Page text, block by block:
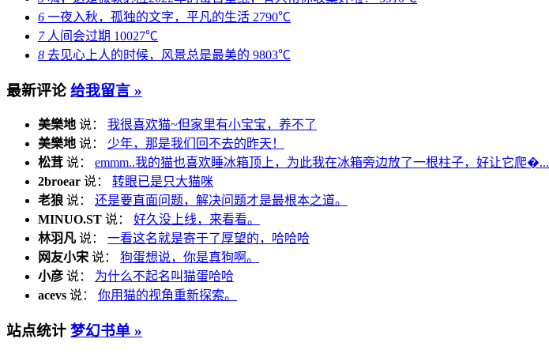
6 一夜入秋，孤独的文字，平凡的生活 2790℃
7人间会过期 10027℃
8 去见心上人的时候，风景总是最美的 9803℃
最新评论 给我留言 »
美樂地 说： 我很喜欢猫~但家里有小宝宝，养不了
美樂地 说： 少年，那是我们回不去的昨天！
松茸 说： emmm..我的猫也喜欢睡冰箱顶上，为此我在冰箱旁边放了一根柱子，好让它爬�...
2broear 说： 转眼已是只大猫咪
老狼 说： 还是要直面问题，解决问题才是最根本之道。
MINUO.ST 说： 好久没上线，来看看。
林羽凡 说： 一看这名就是寄于了厚望的，哈哈哈
网友小宋 说： 狗蛋想说，你是真狗啊。
小彦 说： 为什么不起名叫猫蛋哈哈
acevs 说： 你用猫的视角重新探索。
站点统计 梦幻书单 »